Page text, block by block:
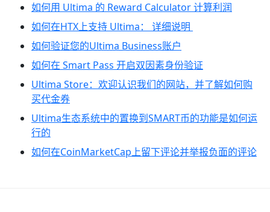
如何用 Ultima 的 Reward Calculator 计算利润
如何在HTX上支持 Ultima： 详细说明
如何验证您的Ultima Business账户
如何在 Smart Pass 开启双因素身份验证
Ultima Store：欢迎认识我们的网站，并了解如何购
买代金券
Ultima生态系统中的置换到SMART币的功能是如何运
行的
如何在CoinMarketCap上留下评论并举报负面的评论